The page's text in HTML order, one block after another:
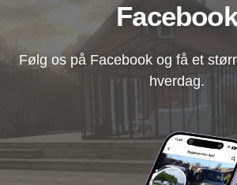
Facebook
Følg os på Facebook og få et
hverdag.